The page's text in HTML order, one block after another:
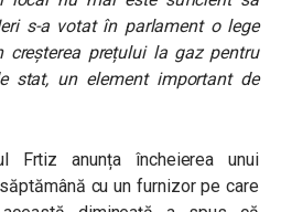
s-a votat în parlament o lege
creșterea prețului la gaz pentru
stat, un element important de
Frtiz anunța încheierea unui
cu un furnizor pe care